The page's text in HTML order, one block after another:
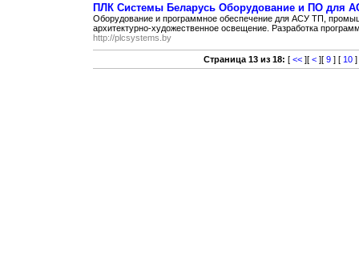
ПЛК Системы Беларусь Оборудование и ПО для
Оборудование и программное обеспечение для АСУ ТП,
архитектурно-художественное освещение. Разработка
http://plcsystems.by
Страница 13 из 18: [ <<][ <][ 9] [ 10]